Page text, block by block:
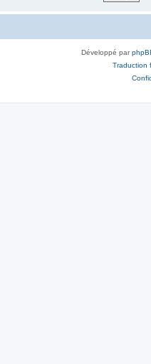
Développé par
Traduction